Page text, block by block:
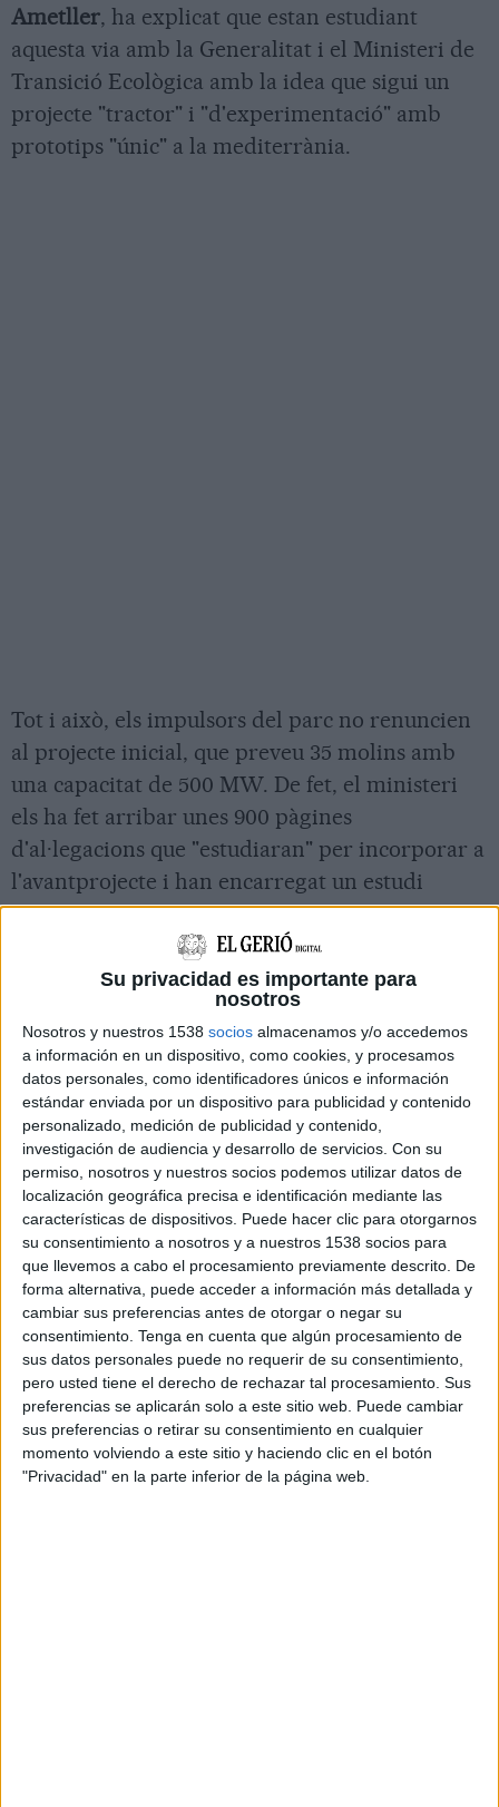
Su privacidad es importante para
nosotros
Nosotros y nuestros 1538 socios almacenamos y/o accedemos
a información en un dispositivo, como cookies, y procesamos
datos personales, como identificadores únicos e información
estándar enviada por un dispositivo para publicidad y contenido
personalizado, medición de publicidad y contenido,
investigación de audiencia y desarrollo de servicios. Con su
permiso, nosotros y nuestros socios podemos utilizar datos de
localización geográfica precisa e identificación mediante las
características de dispositivos. Puede hacer clic para otorgarnos
su consentimiento a nosotros y a nuestros 1538 socios para
que llevemos a cabo el procesamiento previamente descrito. De
forma alternativa, puede acceder a información más detallada y
cambiar sus preferencias antes de otorgar o negar su
consentimiento. Tenga en cuenta que algún procesamiento de
sus datos personales puede no requerir de su consentimiento,
pero usted tiene el derecho de rechazar tal procesamiento. Sus
preferencias se aplicarán solo a este sitio web. Puede cambiar
sus preferencias o retirar su consentimiento en cualquier
momento volviendo a este sitio y haciendo clic en el botón
"Privacidad" en la parte inferior de la página web.
Ametller, ha explicat que estan estudiant
aquesta via amb la Generalitat i el Ministeri de
Transició Ecològica amb la idea que sigui un
projecte "tractor" i "d'experimentació" amb
prototips "únic" a la mediterrània.
Tot i això, els impulsors del parc no renuncien
al projecte inicial, que preveu 35 molins amb
una capacitat de 500 MW. De fet, el ministeri
els ha fet arribar unes 900 pàgines
d'al·legacions que "estudiaran" per incorporar a
l'avantprojecte i han encarregat un estudi
socioeconòmic per avaluar-ne l'impacte.
Els promotors estan a l'espera que l'Estat fixi el
full de ruta a finals d'aquest any i no descarten
acabar presentant tots dos projectes.
Parc "experimentació marina" amb
prototips
Es tractaria d'un parc d'experimentació
marina, únic al Mediterrani, amb tres
aerogeneradors i una potència de 50 MW on, a
més, s'hi provarien prototips. Els
aerogeneradors estarien una mica més
allunyats de la costa que la proposta inicial. En
concret, a 18 quilòmetres del cap de Creus i a 16
del Montgrí (davant dels 14 previstos al projecte
inicial).
Aquesta proposta –en fase d'estudi- s'està
treballant amb el Ministeri de Transició